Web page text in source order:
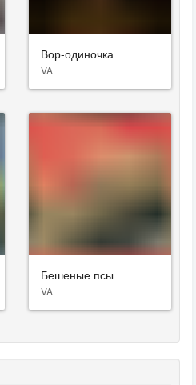
Вор-одиночка
VA
Бешеные псы
VA